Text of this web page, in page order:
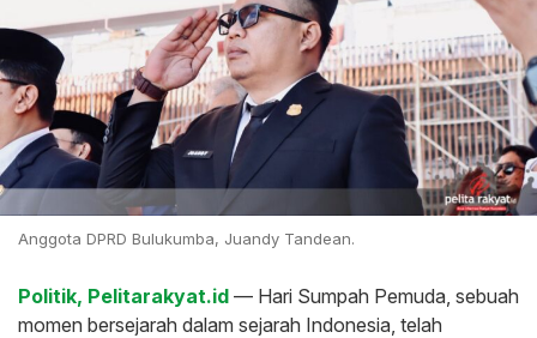
Anggota DPRD Bulukumba, Juandy Tandean.
Politik, Pelitarakyat.id — Hari Sumpah Pemuda, sebuah
momen bersejarah dalam sejarah Indonesia, telah